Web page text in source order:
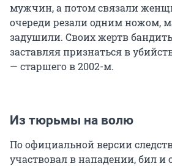
мужчин, а потом связали
очереди резали одним ножом,
задушили. Своих жертв
заставляя признаться в
— старшего в 2002-м.
Из тюрьмы на волю
По официальной версии
участвовал в нападении, бил и